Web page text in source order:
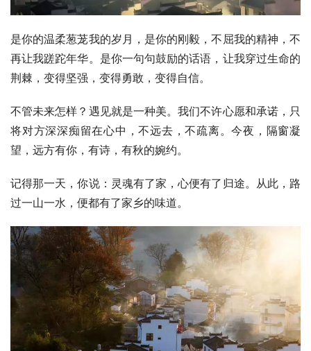
是你的温柔葱茏我的岁月，是你的刚毅，不屈我的精神，不
再让我蹉跎年华。是你一句句鼓励的话语，让我穿过生命的
荆棘，变得坚强，变得勇敢，变得自信。
不管未来怎样？遇见就是一种美。我们不许心愿和承诺，只
将对方深深痴留在心中，不远去，不疏离。今夜，隔窗凝
望，远方有你，有诗，有秋的婉约。
记得那一天，你说：灵魂有了家，心便有了归途。从此，路
过一山一水，便都有了家乡的味道。